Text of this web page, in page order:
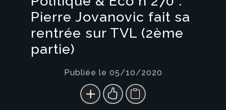
Pierre Jovanovic fait sa
rentrée sur TVL (2ème
partie)
Publiée le 05/10/2020